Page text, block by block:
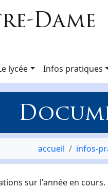
Dame
lycée Infos pratiques
accueil infos-
sur l'année en cours.